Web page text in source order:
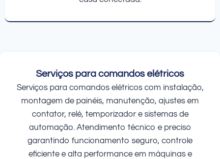
Serviços para comandos elétricos
Serviços para comandos elétricos com instalação,
montagem de painéis, manutenção, ajustes em
contator, relé, temporizador e sistemas de
automação. Atendimento técnico e preciso
garantindo funcionamento seguro, controle
eficiente e alta performance em máquinas e